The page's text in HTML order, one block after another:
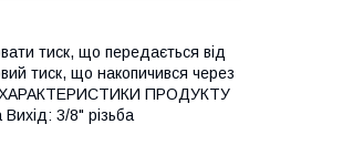
тиск, що передається від
тиск, що накопичився через
ХАРАКТЕРИСТИКИ ПРОДУКТУ
3/8" різьба